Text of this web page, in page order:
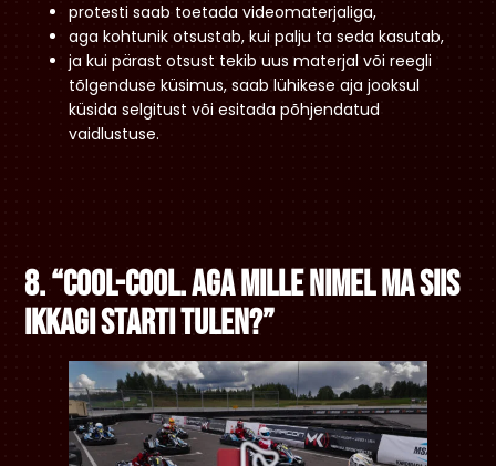
protesti saab toetada videomaterjaliga,
aga kohtunik otsustab, kui palju ta seda kasutab,
ja kui pärast otsust tekib uus materjal või reegli
tõlgenduse küsimus, saab lühikese aja jooksul
küsida selgitust või esitada põhjendatud
vaidlustuse.
8. “Cool-cool. Aga mille nimel ma siis
ikkagi starti tulen?”